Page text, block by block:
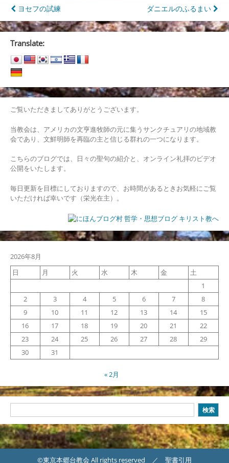
投
稿
ナ
ビ
ゲ
ー
シ
ョ
ン
ヨセフの試練 ダニエルのふるまい
Translate:
ご覧いただきましてありがとうございます。
当教会は、アメリカの文亨進牧師の元に集うサンクチュアリの地域教
会であり、文鮮明師を再臨の主と信じる群れの一つになります。
こちらのブログでは、日々の聖句の紹介と、オンライン礼拝のビデオ
公開をいたします。
毎日更新を目標にしておりますので、お時間があるときお気軽にご覧
いただければ幸いです（栄光在主）。
2026年8月
日
月 火 水 木 金
土
1
2
3 4 5 6 7
8
9
10 11 12 13 14
15
16
17 18 19 20 21
22
23
24 25 26 27 28
29
30
31
« 2月
索
検索
©東京本郷台教会 All rights reserved ／ 聖書引用